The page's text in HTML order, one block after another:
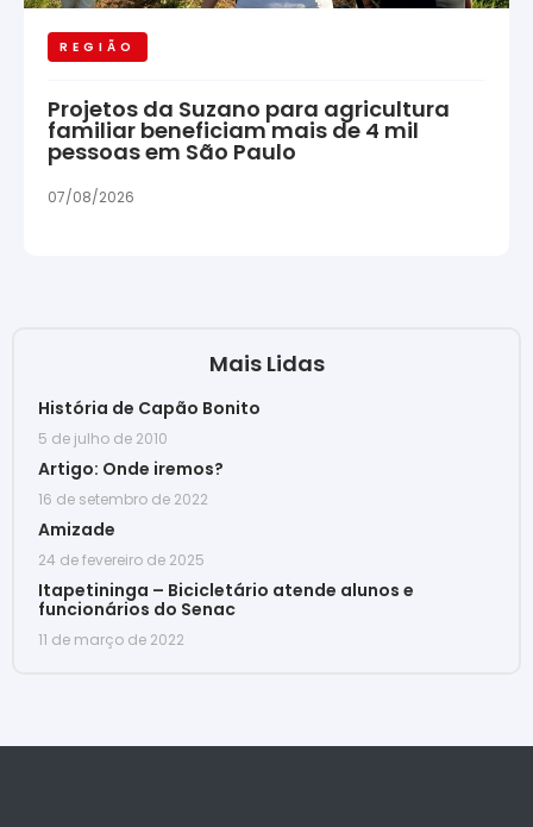
REGIÃO
Projetos da Suzano para agricultura
familiar beneficiam mais de 4 mil
pessoas em São Paulo
07/08/2026
Mais Lidas
História de Capão Bonito
5 de julho de 2010
Artigo: Onde iremos?
16 de setembro de 2022
Amizade
24 de fevereiro de 2025
Itapetininga – Bicicletário atende alunos e
funcionários do Senac
11 de março de 2022